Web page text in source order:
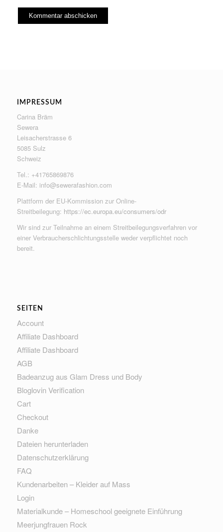
IMPRESSUM
Carina Bräm
Sewera
Leisacherstrasse 6
5085 Sulz
Schweiz
Tel.: +41765869876
E-Mail: info@sewerafashion.com
Plattform der EU-Kommission zur Online-
Streitbeilegung: https://ec.europa.eu/consumers/odr
Wir sind zur Teilnahme an einem Streitbeilegungsverfahren vor
einer Verbraucherschlichtungsstelle weder verpflichtet noch
bereit.
SEITEN
Account
Affiliate Dashboard
Affiliate Dashboard
AGB
Badeanzug aus Glam Dress und Body
Bloglovin Verification
Cart
Checkout
Danke
Dateien herunterladen
Datenschutzerklärung
FAQ
Kundenarbeiten – Kleider auf Mass
Login
Materialkunde – Homeschool geeignete Einführung
Meerjungfrauen Rock